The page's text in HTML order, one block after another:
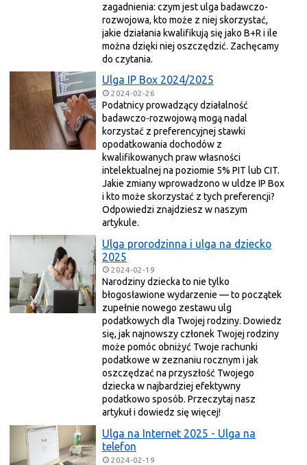
zagadnienia: czym jest ulga badawczo-
rozwojowa, kto może z niej skorzystać,
jakie działania kwalifikują się jako B+R i ile
można dzięki niej oszczędzić. Zachęcamy
do czytania.
Ulga IP Box 2024/2025
2024-02-26
Podatnicy prowadzący działalność
badawczo-rozwojową mogą nadal
korzystać z preferencyjnej stawki
opodatkowania dochodów z
kwalifikowanych praw własności
intelektualnej na poziomie 5% PIT lub CIT.
Jakie zmiany wprowadzono w uldze IP Box
i kto może skorzystać z tych preferencji?
Odpowiedzi znajdziesz w naszym
artykule.
Ulga prorodzinna i ulga na dziecko
2025
2024-02-19
Narodziny dziecka to nie tylko
błogosławione wydarzenie — to początek
zupełnie nowego zestawu ulg
podatkowych dla Twojej rodziny. Dowiedz
się, jak najnowszy członek Twojej rodziny
może pomóc obniżyć Twoje rachunki
podatkowe w zeznaniu rocznym i jak
oszczędzać na przyszłość Twojego
dziecka w najbardziej efektywny
podatkowo sposób. Przeczytaj nasz
artykuł i dowiedz się więcej!
Ulga na Internet 2025 - Ulga na
telefon
2024-02-19